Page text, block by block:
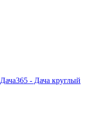
Дача365 - Дача круглый